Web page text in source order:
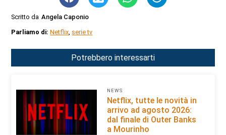
Scritto da Angela Caponio
Parliamo di:Netflix serie tv
Potrebbero interessarti
NEWS
Netflix, tutte le novità in
arrivo ad agosto 2026:
dal finale di Outer Banks
a Mourinho